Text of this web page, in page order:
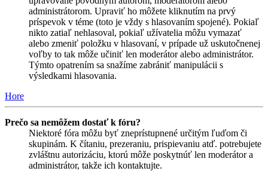
administrátorom. Upraviť ho môžete kliknutím na prvý
príspevok v téme (toto je vždy s hlasovaním spojené). Pokiaľ
nikto zatiaľ nehlasoval, pokiaľ užívatelia môžu vymazať
alebo zmeniť položku v hlasovaní, v prípade už uskutočnenej
voľby to tak môže učiniť len moderátor alebo administrátor.
Týmto opatrením sa snažíme zabrániť manipulácii s
výsledkami hlasovania.
Hore
Prečo sa nemôžem dostať k fóru?
Niektoré fóra môžu byť zneprístupnené určitým ľuďom či
skupinám. K čítaniu, prezeraniu, prispievaniu atď. potrebujete
zvláštnu autorizáciu, ktorú môže poskytnúť len moderátor a
administrátor, takže ich kontaktujte.